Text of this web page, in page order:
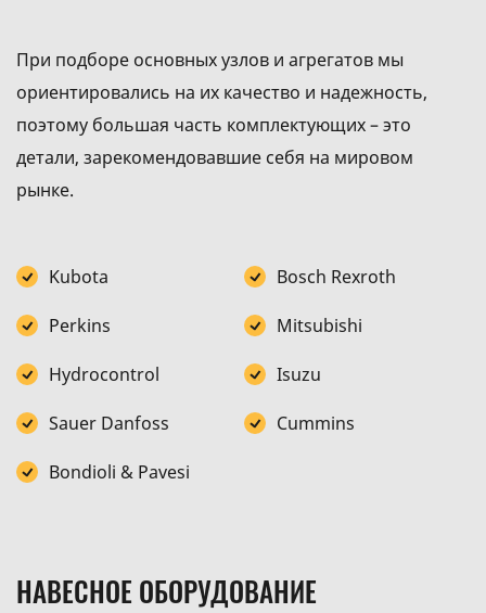
При подборе основных узлов и агрегатов мы
ориентировались на их качество и надежность,
поэтому большая часть комплектующих – это
детали, зарекомендовавшие себя на мировом
рынке.
Kubota
Perkins
Hydrocontrol
Sauer Danfoss
Bondioli & Pavesi
Bosch Rexroth
Мitsubishi
Isuzu
Cummins
НАВЕСНОЕ ОБОРУДОВАНИЕ